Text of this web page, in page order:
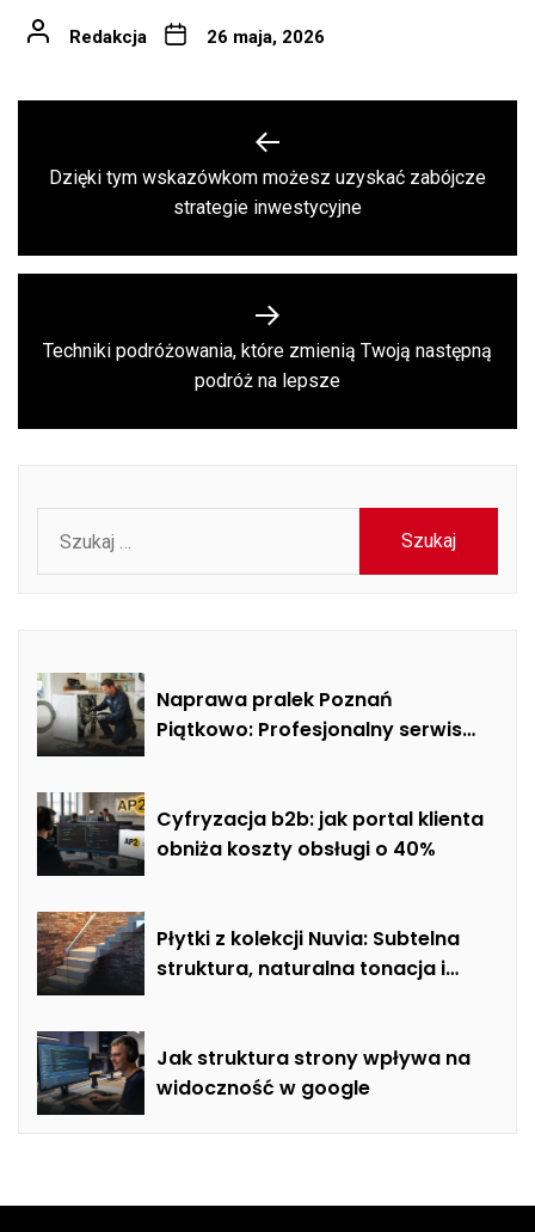
Redakcja 26 maja, 2026
wpisu
Previous
post:
Dzięki tym wskazówkom możesz uzyskać zabójcze
strategie inwestycyjne
Next
post:
Techniki podróżowania, które zmienią Twoją następną
podróż na lepsze
Naprawa pralek Poznań
Piątkowo: Profesjonalny serwis
Cyfryzacja b2b: jak portal klienta
obniża koszty obsługi o 40%
Płytki z kolekcji Nuvia: Subtelna
struktura, naturalna tonacja i
Jak struktura strony wpływa na
widoczność w google